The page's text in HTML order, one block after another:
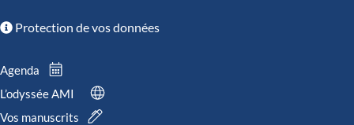
Protection de vos données
Agenda
L’odyssée AMI
Vos manuscrits